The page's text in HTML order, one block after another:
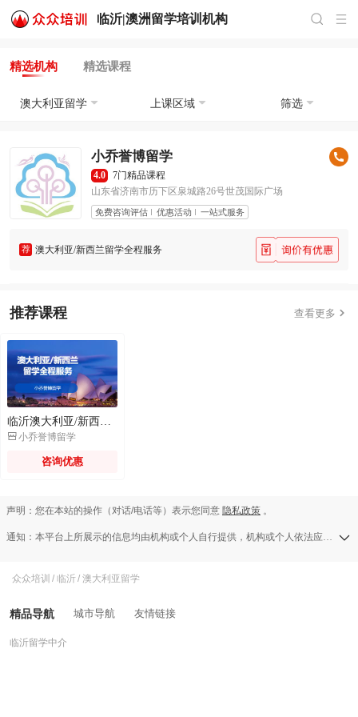
临沂|澳洲留学培训 机构
精选机构 精选课程
澳大利亚留学 上课区域 筛选
小乔誉博留学
4.0
7门精品课程
山东省济南市历下区泉城路26号世茂国际广场
免费咨询评估 优惠活动 一站式服务
荐 澳大利亚/新西兰留学全程服务
推荐课程 查看更多 
临沂澳大利亚/新西兰留学全程服务
小乔誉博留学
咨询优惠
声明：您在本站的操作（对话/电话等）表示您同意 隐私政策 。
通知：本平台上所展示的信息均由机构或个人自行提供，机构或个人依法应对其提供的任何信息承担全部责任，本平台对此等信息的准确性、完整性、合法性或真实性均不承担任何责任，若发现侵权行为可发送举报邮件至a13583138709@126.com。
众众培训 / 临沂/ 澳大利亚留学
精品导航 城市导航 友情链接
临沂留学中介